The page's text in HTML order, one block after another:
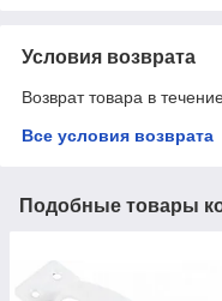
Условия возврата
Возврат товара в
Все условия возврата
Подобные товары